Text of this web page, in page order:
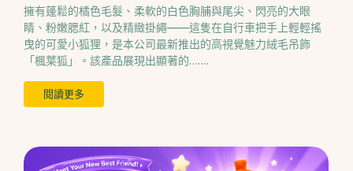
擁有蓬鬆的橘色毛髮、柔軟的白色胸脯與尾尖、閃亮的大眼
睛、粉嫩腮紅，以及精緻掛繩——這隻在自行車把手上輕輕搖
曳的可愛小狐狸，是本公司最新推出的高視覺魅力絨毛吊飾
「楓葉狐」。該產品展現出顯著的…….
閱讀更多